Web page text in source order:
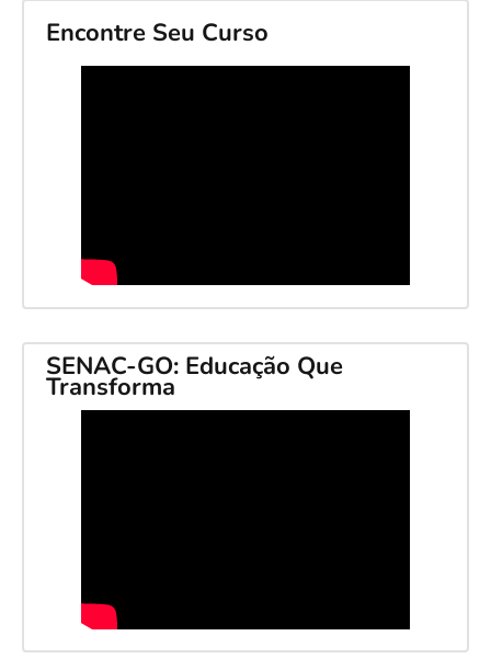
Encontre Seu Curso
SENAC-GO: Educação Que
Transforma